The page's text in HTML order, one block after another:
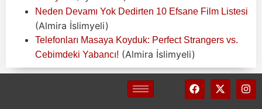
Neden Devamı Yok Dedirten 10 Efsane Film Listesi
(Almira İslimyeli)
Telefonları Masaya Koyduk: Perfect Strangers vs.
Cebimdeki Yabancı! (Almira İslimyeli)